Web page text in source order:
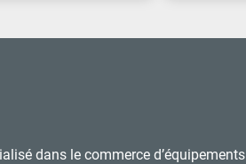
dans le commerce d’équipements